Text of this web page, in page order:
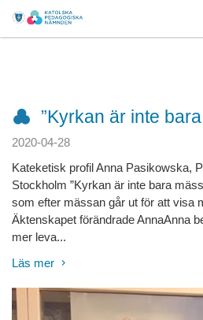
”Kyrkan är inte
2020-04-28
Kateketisk profil Anna Pasikowska,
Stockholm ”Kyrkan är inte bara
som efter mässan går ut för att visa
Äktenskapet förändrade AnnaAnna
mer leva...
Läs mer